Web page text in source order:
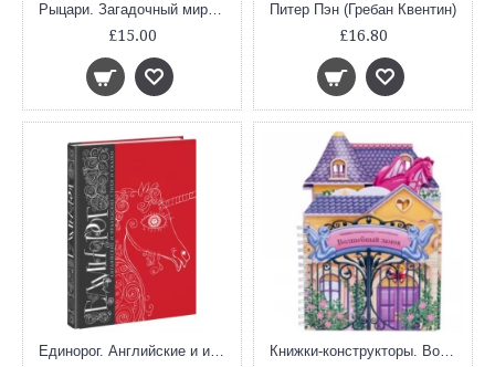
Рыцари. Загадочный мир прошлого
£15.00
Питер Пэн (Гребан Квентин)
£16.80
Единорог. Английские и ирландские стихи и сказки Книжки-конструкторы. Волшебный замок